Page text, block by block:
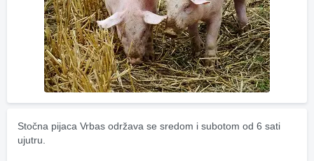
Stočna pijaca Vrbas održava se sredom i subotom od 6 sati
ujutru.